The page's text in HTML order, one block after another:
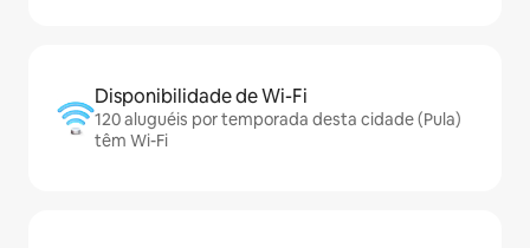
Disponibilidade de Wi-Fi
120 aluguéis por temporada desta cidade (Pula)
têm Wi-Fi